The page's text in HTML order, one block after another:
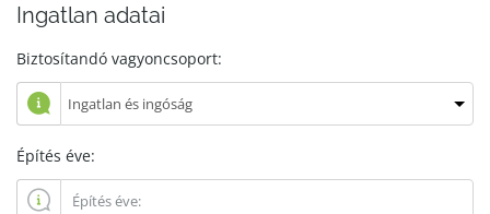
Ingatlan adatai
Biztosítandó vagyoncsoport:
Építés éve: